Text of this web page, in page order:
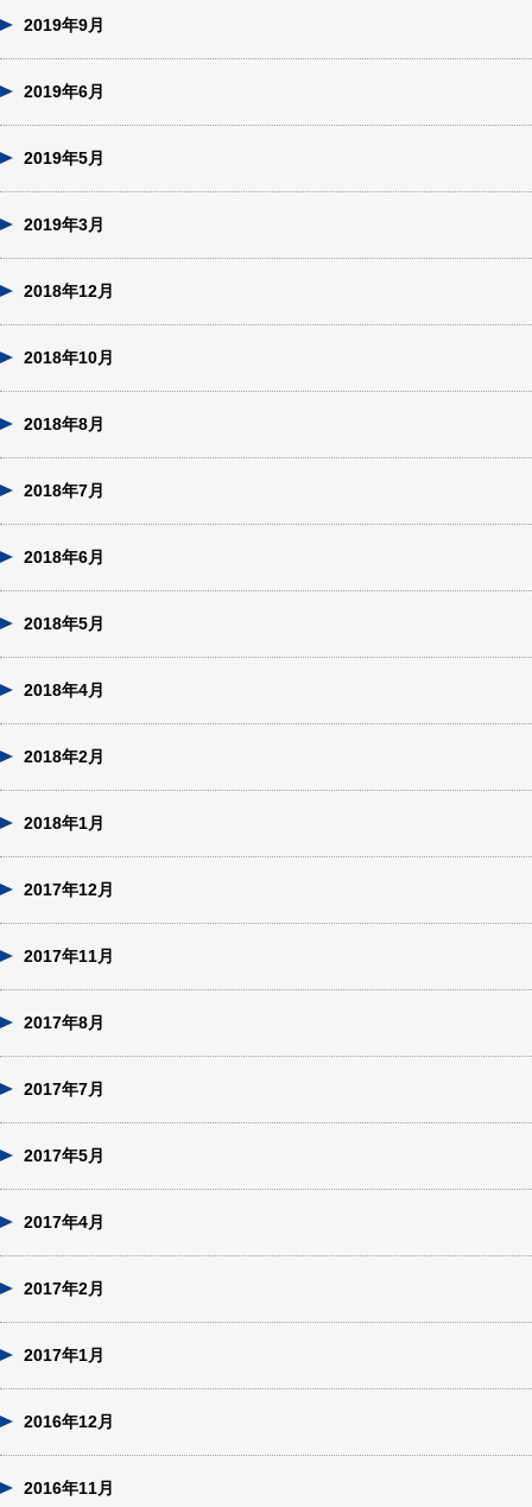
2019年9月
2019年6月
2019年5月
2019年3月
2018年12月
2018年10月
2018年8月
2018年7月
2018年6月
2018年5月
2018年4月
2018年2月
2018年1月
2017年12月
2017年11月
2017年8月
2017年7月
2017年5月
2017年4月
2017年2月
2017年1月
2016年12月
2016年11月